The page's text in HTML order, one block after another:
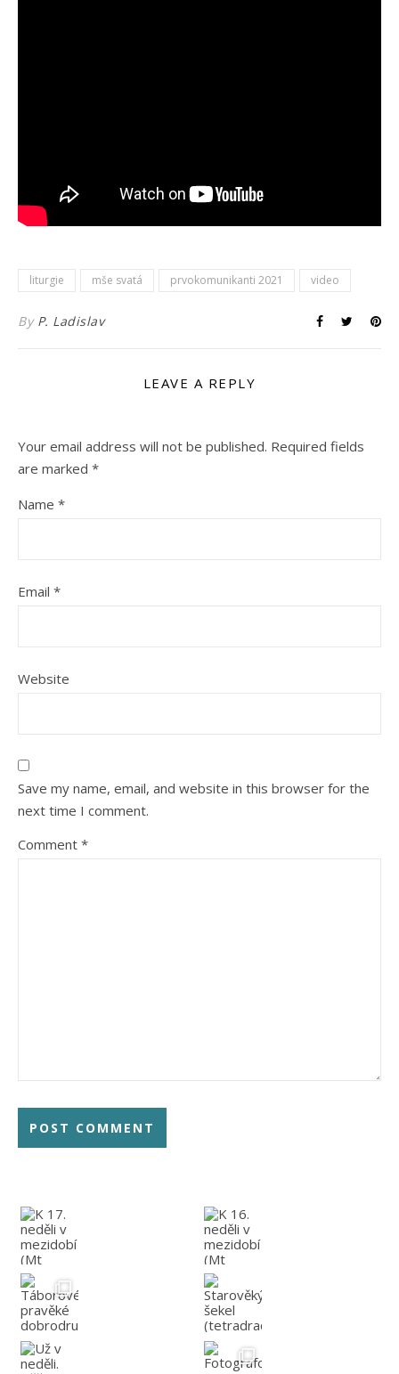
liturgie mše svatá prvokomunikanti 2021 video
By P. Ladislav
LEAVE A REPLY
Your email address will not be published. Required fields
are marked *
Name *
Email *
Website
Save my name, email, and website in this browser for the
next time I comment.
Comment *